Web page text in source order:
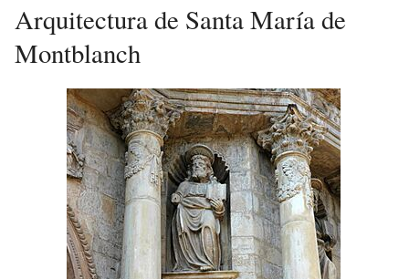
Arquitectura de Santa María de
Montblanch